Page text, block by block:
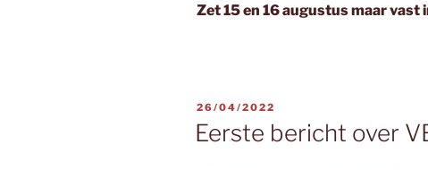
Zet 15 en 16 augustus maar vast
GEPLAATST
OP
26/04/2022
Eerste bericht over